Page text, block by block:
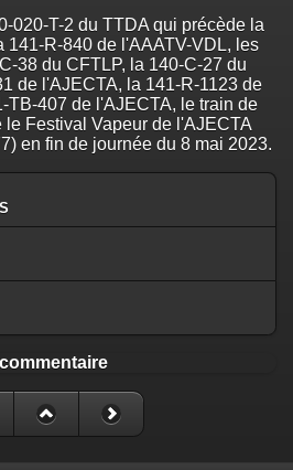
020-T-2 du TTDA qui précède la
141-R-840 de l'AAATV-VDL, les
38 du CFTLP, la 140-C-27 du
de l'AJECTA, la 141-R-1123 de
TB-407 de l'AJECTA, le train de
le Festival Vapeur de l'AJECTA
en fin de journée du 8 mai 2023.